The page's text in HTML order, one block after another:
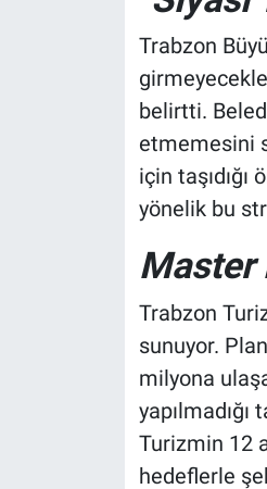
Trabzon
belirtti.
etmemesini
için
yönelik bu
Master
Trabzon
sunuyor.
milyona
Turizmin 12
hedeflerle